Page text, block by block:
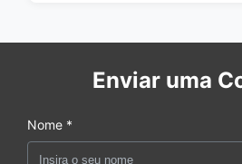
Enviar uma
Nome *